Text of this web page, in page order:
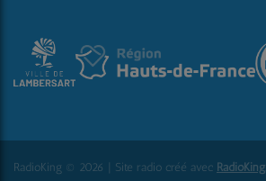
RadioKing © 2026 | Site radio créé avec RadioKing